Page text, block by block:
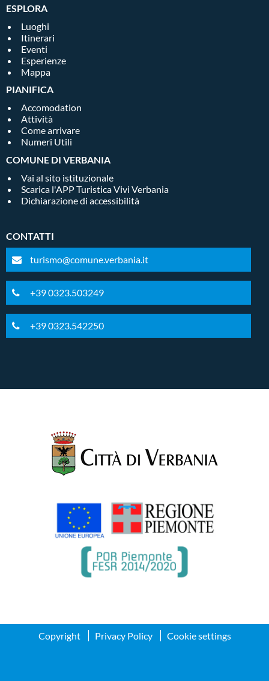
ESPLORA
Luoghi
Itinerari
Eventi
Esperienze
Mappa
PIANIFICA
Accomodation
Attività
Come arrivare
Numeri Utili
COMUNE DI VERBANIA
Vai al sito istituzionale
Scarica l'APP Turistica Vivi Verbania
Dichiarazione di accessibilità
CONTATTI
turismo@comune.verbania.it
+39 0323.503249
+39 0323.542250
Copyright Privacy Policy Cookie settings